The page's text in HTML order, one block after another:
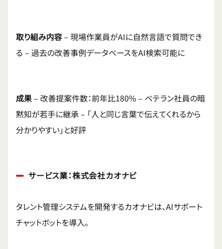
取り組み内容– 現場作業員がAIに自然言語で質問でき
る – 過去の改善事例データベースをAI検索可能に
成果– 改善提案件数：前年比180% – ベテラン社員の暗
黙知が若手に継承 – 「人と同じ言葉で伝えてくれるから
分かりやすい」と好評
サービス業：株式会社カオナビ
タレント管理システムを開発するカオナビは、AIサポート
チャットボットを導入。